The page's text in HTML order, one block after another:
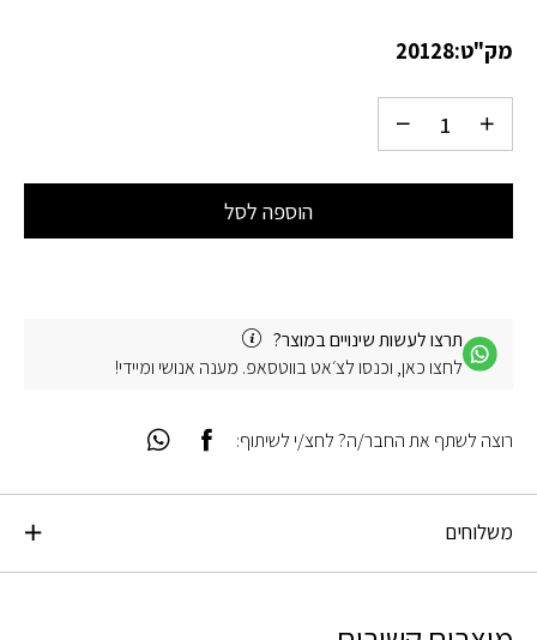
מק"ט:20128
הוספה לסל
תרצו לעשות שינויים במוצר?
לחצו כאן, וכנסו לצ׳אט בווטסאפ. מענה אנושי ומיידי!
משלוחים
רוצה לשתף את החבר/ה? לחצ/י לשיתוף: